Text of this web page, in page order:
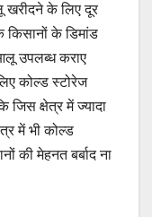
खरीदने के लिए दूर
के डिमांड
आलू उपलब्ध कराए
कोल्ड स्टोरेज
जिस क्षेत्र में ज्यादा
में भी कोल्ड
की मेहनत बर्बाद ना